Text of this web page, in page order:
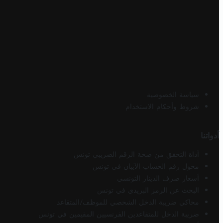
سياسة الخصوصية
شروط وأحكام الاستخدام
أدواتنا
أداة التحقق من صحة الرقم الضريبي تونس
محول رقم الحساب الآيبان في تونس
أسعار صرف الدينار التونسي
البحث عن الرمز البريدي في تونس
محاكي ضريبة الدخل الشخصي للموظف/المتقاعد
ضريبة الدخل للمتقاعدين الفرنسيين المقيمين في تونس